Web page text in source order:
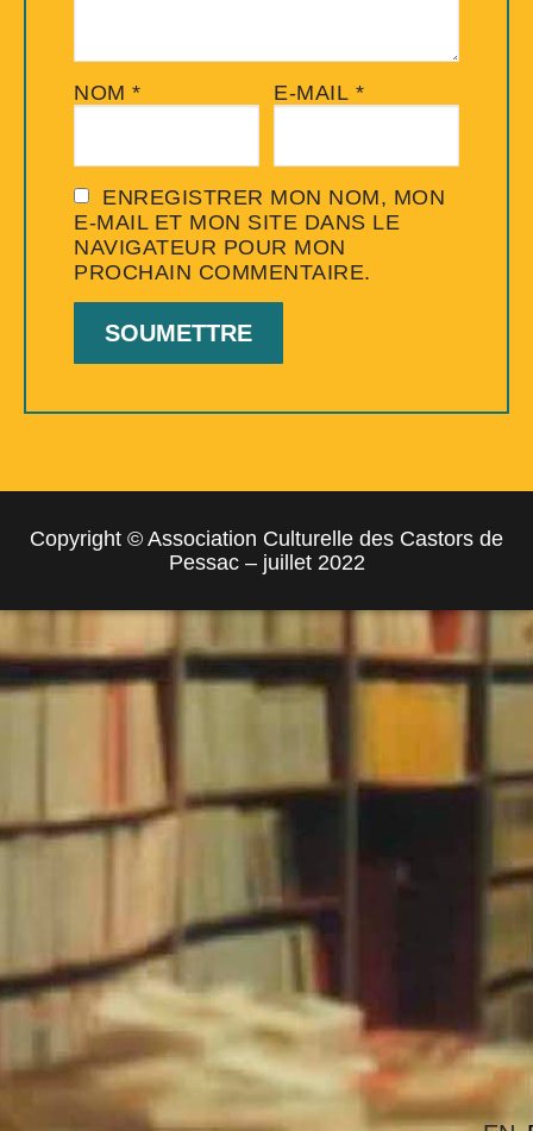
NOM * E-MAIL *
ENREGISTRER MON NOM, MON
E-MAIL ET MON SITE DANS LE
NAVIGATEUR POUR MON
PROCHAIN COMMENTAIRE.
Copyright © Association Culturelle des Castors de
Pessac – juillet 2022